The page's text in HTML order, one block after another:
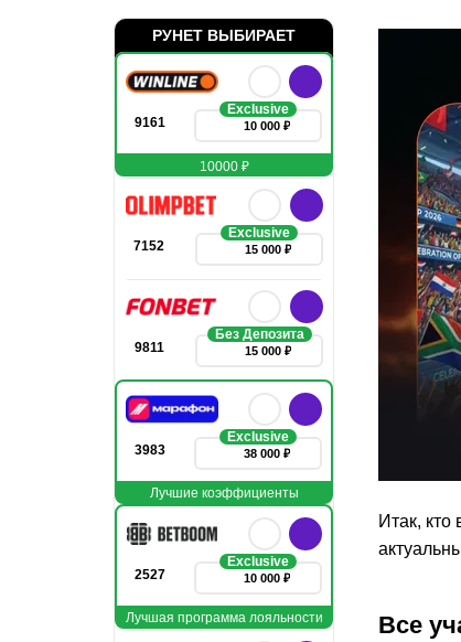
Итак,
Все
РУНЕТ ВЫБИРАЕТ
9161
Exclusive
10 000 ₽
10000 ₽
7152
Exclusive
15 000 ₽
9811
Без Депозита
15 000 ₽
3983
Exclusive
38 000 ₽
Лучшие коэффициенты
2527
Exclusive
10 000 ₽
Лучшая программа лояльности